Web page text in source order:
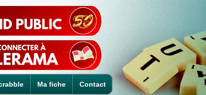
Ma fiche Contact